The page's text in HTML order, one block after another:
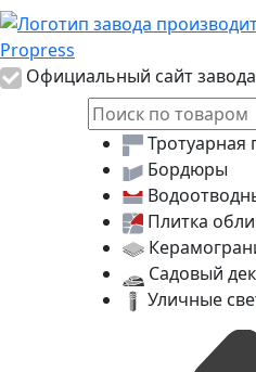
Логотип Propress
Официальный сайт завода
Тротуарная
Бордюры
Плитка
Садовый
Уличные